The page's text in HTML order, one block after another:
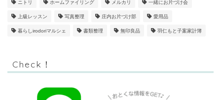
ニトリ ホームファイリング メルカリ 一緒にお片づけ会
上級レッスン 写真整理 庄内お片づけ部 愛用品
暮らしirodoriマルシェ 書類整理 無印良品 羽仁もと子案家計簿
Check！